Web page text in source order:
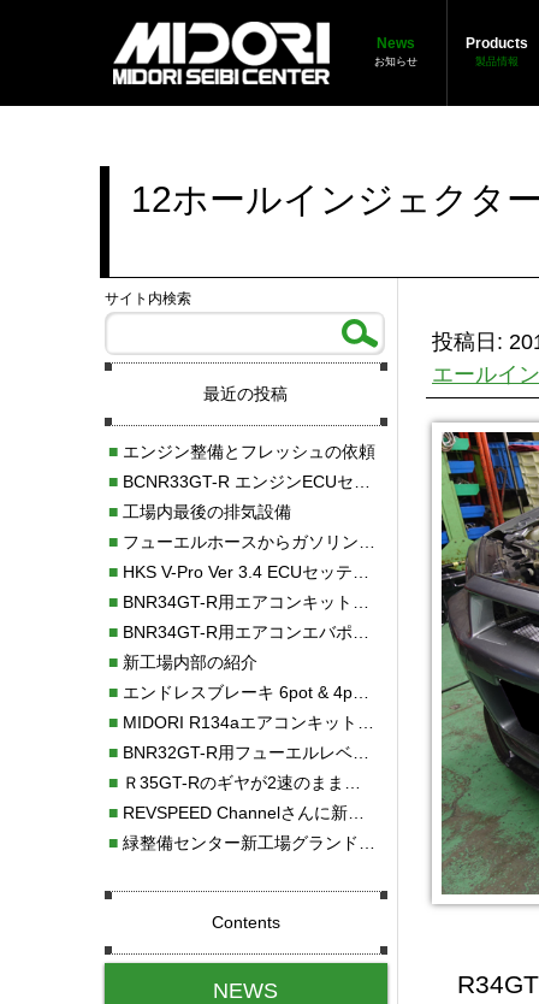
News
お知らせ
Products
製品情報
12ホールインジェクタ
投稿日:
エールイ
サイト内検索
最近の投稿
■エンジン整備とフレッシュの依頼
■BCNR33GT-R エンジンECUセッティング調整
■工場内最後の排気設備
■フューエルホースからガソリン漏れ
■HKS V-Pro Ver 3.4 ECUセッティング
■BNR34GT-R用エアコンキット新発売！！
■BNR34GT-R用エアコンエバポレーターを新発売！！
■新工場内部の紹介
■エンドレスブレーキ 6pot & 4potオーバーホール
■MIDORI R134aエアコンキットタイプⅡ取り付け
■BNR32GT-R用フューエルレベルセンサー新発売！！
■Ｒ35GT-Rのギヤが2速のまま変速しない！！
■REVSPEED Channelさんに新社屋を紹介していただきました!!
■緑整備センター新工場グランドオープン・続報
Contents
NEWS